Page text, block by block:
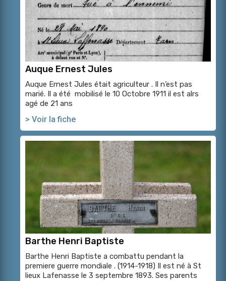
Auque Ernest Jules
Auque Ernest Jules était agriculteur . Il n’est pas
marié. Il a été mobilisé le 10 Octobre 1911 il est alrs
agé de 21 ans
> Voir la fiche
Barthe Henri Baptiste
Barthe Henri Baptiste a combattu pendant la
premiere guerre mondiale . (1914-1918) Il est né à St
lieux Lafenasse le 3 septembre 1893. Ses parents